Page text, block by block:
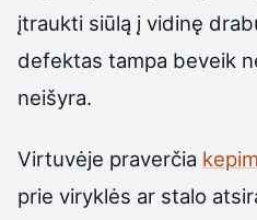
įtraukti siūlą į vidinę
defektas tampa beveik
neišyra.
Virtuvėje praverčia
prie viryklės ar stalo